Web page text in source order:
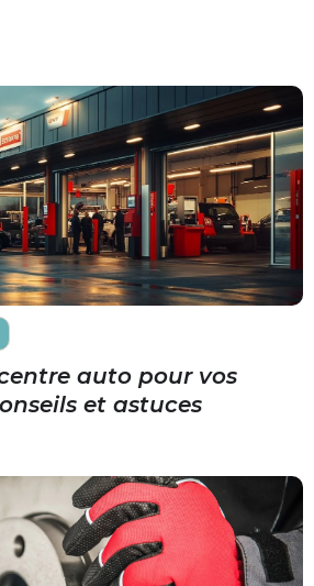
auto pour vos
et astuces